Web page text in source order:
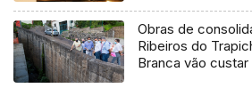
Obras de
Ribeiros do
Branca vão